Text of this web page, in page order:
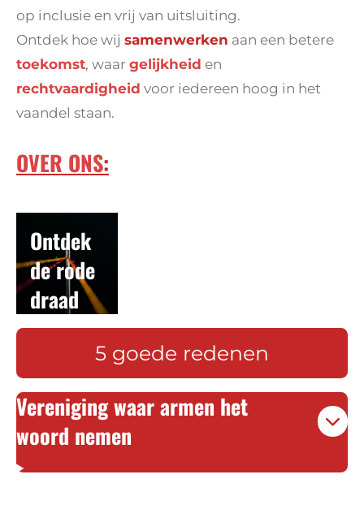
op inclusie en vrij van uitsluiting.
Ontdek hoe wij samenwerken aan een betere
toekomst, waar gelijkheid en
rechtvaardigheid voor iedereen hoog in het
vaandel staan.
OVER ONS:
Ontdek
de rode
draad
van vzw
5 goede redenen
Vereniging waar armen het
woord nemen